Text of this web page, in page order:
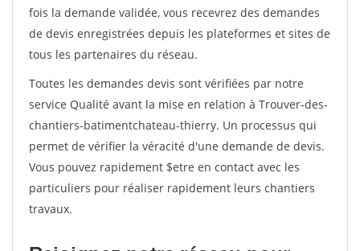
fois la demande validée, vous recevrez des demandes
de devis enregistrées depuis les plateformes et sites de
tous les partenaires du réseau.
Toutes les demandes devis sont vérifiées par notre
service Qualité avant la mise en relation à Trouver-des-
chantiers-batimentchateau-thierry. Un processus qui
permet de vérifier la véracité d'une demande de devis.
Vous pouvez rapidement $etre en contact avec les
particuliers pour réaliser rapidement leurs chantiers
travaux.